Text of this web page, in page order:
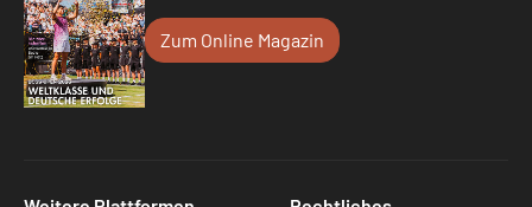
Zum Online Magazin